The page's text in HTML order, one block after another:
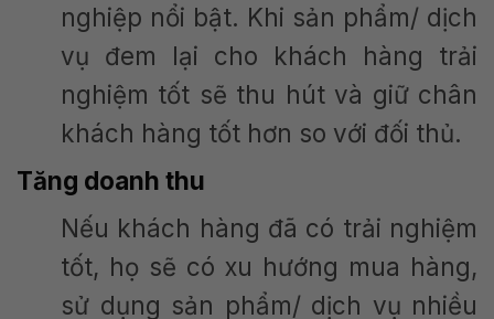
nghiệp nổi bật. Khi sản phẩm/ dịch
vụ đem lại cho khách hàng trải
nghiệm tốt sẽ thu hút và giữ chân
khách hàng tốt hơn so với đối thủ.
Tăng doanh thu
Nếu khách hàng đã có trải nghiệm
tốt, họ sẽ có xu hướng mua hàng,
sử dụng sản phẩm/ dịch vụ nhiều